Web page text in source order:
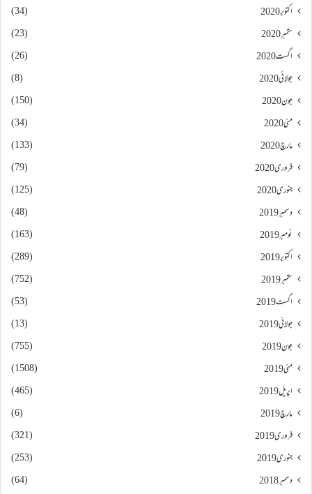
اکتوبر 2020
(34)
ستمبر 2020
(23)
اگست 2020
(26)
جولائی 2020
(8)
جون 2020
(150)
مئی 2020
(34)
مارچ 2020
(133)
فروری 2020
(79)
جنوری 2020
(125)
دسمبر 2019
(48)
نومبر 2019
(163)
اکتوبر 2019
(289)
ستمبر 2019
(752)
اگست 2019
(53)
جولائی 2019
(13)
جون 2019
(755)
مئی 2019
(1508)
اپریل 2019
(465)
مارچ 2019
(6)
فروری 2019
(321)
جنوری 2019
(253)
دسمبر 2018
(64)